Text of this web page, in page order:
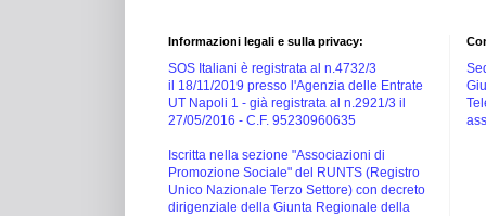
Informazioni legali e sulla privacy:
SOS Italiani è registrata al n.4732/3
il 18/11/2019 presso l'Agenzia delle Entrate
UT Napoli 1 - già registrata al n.2921/3 il
27/05/2016 - C.F. 95230960635
Iscritta nella sezione "Associazioni di
Promozione Sociale" del RUNTS (Registro
Unico Nazionale Terzo Settore) con decreto
dirigenziale della Giunta Regionale della